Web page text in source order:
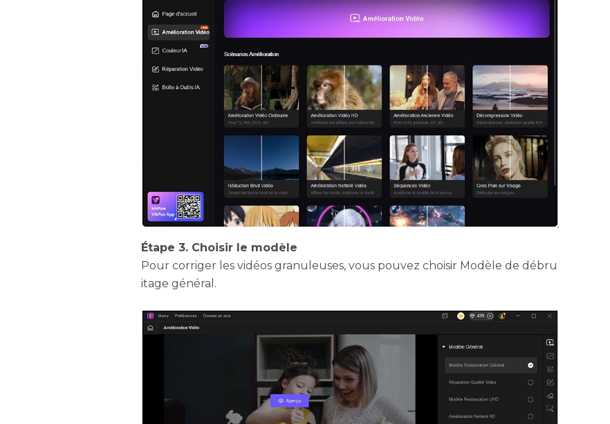
Étape 3. Choisir le modèle
Pour corriger les vidéos granuleuses, vous pouvez choisir Modèle de débru
itage général.